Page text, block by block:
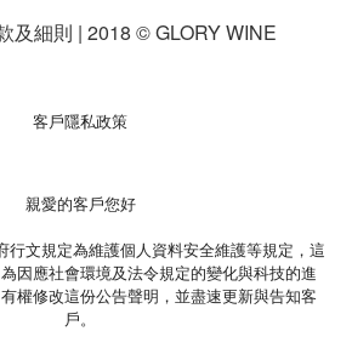
及細則 | 2018 © GLORY WINE
客戶隱私政策
親愛的客戶您好
行文規定為維護個人資料安全維護等規定，這
因應社會環境及法令規定的變化與科技的進
權修改這份公告聲明，並盡速更新與告知客
戶。